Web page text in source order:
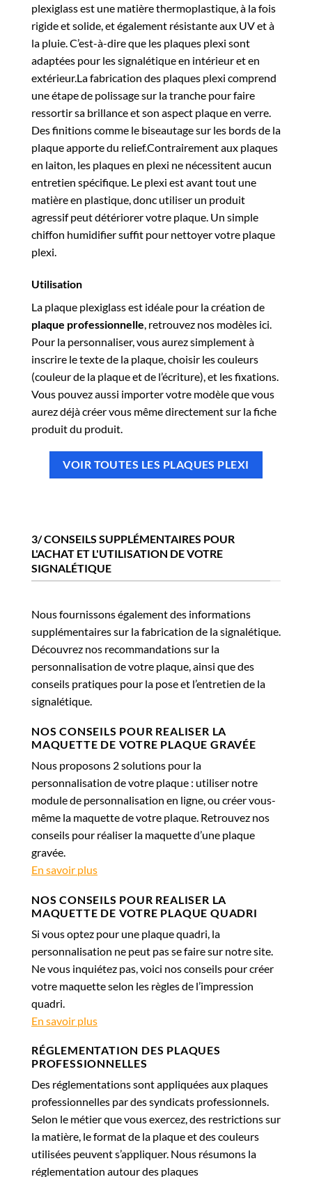
plexiglass est une matière thermoplastique, à la fois
rigide et solide, et également résistante aux UV et à
la pluie. C’est-à-dire que les plaques plexi sont
adaptées pour les signalétique en intérieur et en
extérieur.La fabrication des plaques plexi comprend
une étape de polissage sur la tranche pour faire
ressortir sa brillance et son aspect plaque en verre.
Des finitions comme le biseautage sur les bords de la
plaque apporte du relief.Contrairement aux plaques
en laiton, les plaques en plexi ne nécessitent aucun
entretien spécifique. Le plexi est avant tout une
matière en plastique, donc utiliser un produit
agressif peut détériorer votre plaque. Un simple
chiffon humidifier suffit pour nettoyer votre plaque
plexi.
Utilisation
La plaque plexiglass est idéale pour la création de
plaque professionnelle , retrouvez nos modèles ici.
Pour la personnaliser, vous aurez simplement à
inscrire le texte de la plaque, choisir les couleurs
(couleur de la plaque et de l’écriture), et les fixations.
Vous pouvez aussi importer votre modèle que vous
aurez déjà créer vous même directement sur la fiche
produit du produit.
VOIR TOUTES LES PLAQUES PLEXI
3/ CONSEILS SUPPLÉMENTAIRES POUR
L'ACHAT ET L'UTILISATION DE VOTRE
SIGNALÉTIQUE
Nous fournissons également des informations
supplémentaires sur la fabrication de la signalétique.
Découvrez nos recommandations sur la
personnalisation de votre plaque, ainsi que des
conseils pratiques pour la pose et l’entretien de la
signalétique.
NOS CONSEILS POUR REALISER LA
MAQUETTE DE VOTRE PLAQUE GRAVÉE
Nous proposons 2 solutions pour la
personnalisation de votre plaque : utiliser notre
module de personnalisation en ligne, ou créer vous-
même la maquette de votre plaque. Retrouvez nos
conseils pour réaliser la maquette d’une plaque
gravée.
En savoir plus
NOS CONSEILS POUR REALISER LA
MAQUETTE DE VOTRE PLAQUE QUADRI
Si vous optez pour une plaque quadri, la
personnalisation ne peut pas se faire sur notre site.
Ne vous inquiétez pas, voici nos conseils pour créer
votre maquette selon les règles de l’impression
quadri.
En savoir plus
RÉGLEMENTATION DES PLAQUES
PROFESSIONNELLES
Des réglementations sont appliquées aux plaques
professionnelles par des syndicats professionnels.
Selon le métier que vous exercez, des restrictions sur
la matière, le format de la plaque et des couleurs
utilisées peuvent s’appliquer. Nous résumons la
réglementation autour des plaques